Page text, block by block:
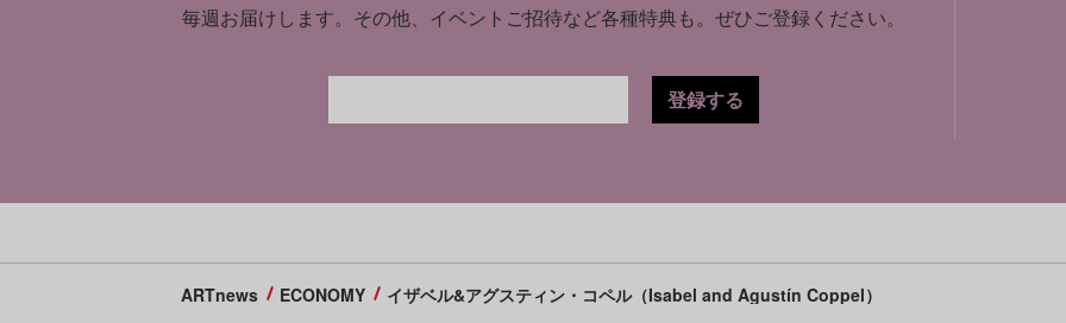
毎週お届けします。 その他、イベントご招待など各種特典も。 ぜひご登録ください。
登録する
ARTnews ECONOMY イザベル&アグスティン・コペル（Isabel and Agustín Coppel）